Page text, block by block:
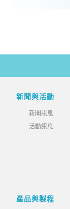
新聞與活動
新聞訊息
活動訊息
產品與製程